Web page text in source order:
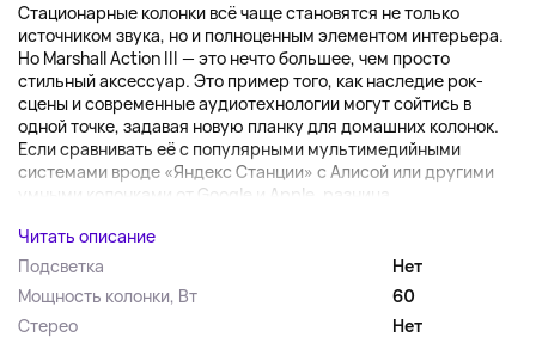
Стационарные колонки всё чаще становятся не только
источником звука, но и полноценным элементом интерьера.
Но Marshall Action III — это нечто большее, чем просто
стильный аксессуар. Это пример того, как наследие рок-
сцены и современные аудиотехнологии могут сойтись в
одной точке, задавая новую планку для домашних колонок.
Если сравнивать её с популярными мультимедийными
системами вроде «Яндекс Станции» с Алисой или другими
умными колонками от Google и Apple, разница...
Читать описание
Подсветка
Нет
Мощность колонки, Вт
60
Стерео
Нет